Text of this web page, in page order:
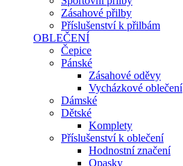
Zásahové přilby
Příslušenství k přilbám
OBLEČENÍ
Čepice
Pánské
Zásahové oděvy
Vycházkové oblečení
Dámské
Dětské
Komplety
Příslušenství k oblečení
Hodnostní značení
Opasky